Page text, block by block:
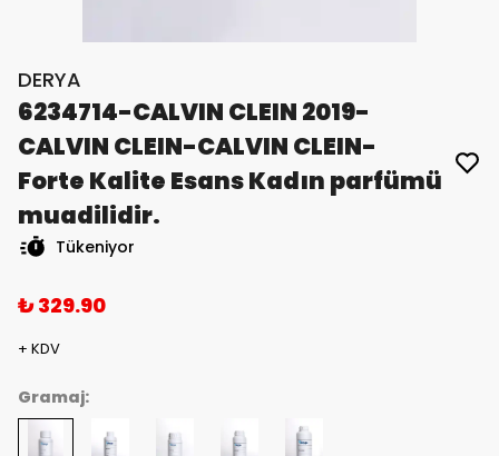
DERYA
6234714-CALVIN CLEIN 2019-
CALVIN CLEIN-CALVIN CLEIN-
Forte Kalite Esans Kadın parfümü
muadilidir.
Tükeniyor
₺ 329.90
+ KDV
Gramaj: